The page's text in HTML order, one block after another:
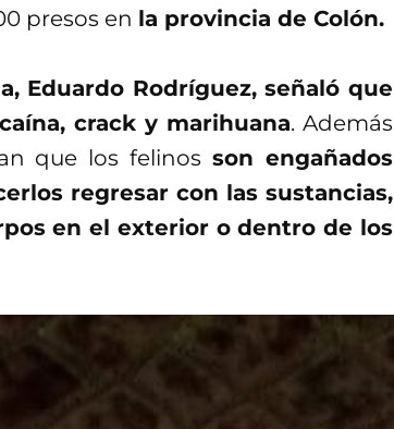
presos en la provincia de Colón.
Eduardo Rodríguez, señaló que
crack y marihuana. Además
que los felinosson engañados
regresar con las sustancias,
en el exterior o dentro de los